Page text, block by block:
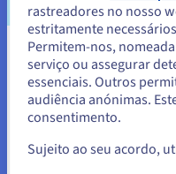
Tenha, no entanto, o
domínio já utilizado
registada. Por exemplo,
domínio que inclua o
existente, esta última
nome de domínio que
Parece que
Estados
Para encomendar a partir
rastreadores no nosso
estritamente
Permitem-nos,
serviço ou assegurar
essenciais. Outros
audiência anónimas.
consentimento.
Sujeito ao seu acordo,